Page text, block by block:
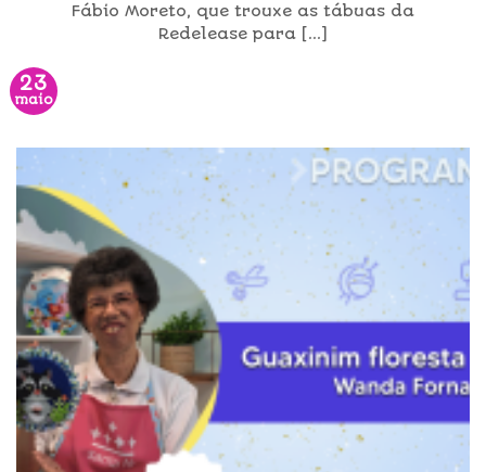
Fábio Moreto, que trouxe as tábuas da
Redelease para [...]
23
maio